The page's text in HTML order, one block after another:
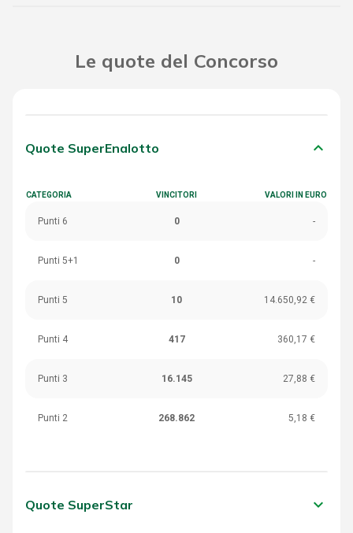
Le quote del Concorso
Quote SuperEnalotto keyboard_arrow_down
CATEGORIA VINCITORI VALORI IN EURO
Punti 6 0 -
Punti 5+1 0 -
Punti 5 10 14.650,92 €
Punti 4 417 360,17 €
Punti 3 16.145 27,88 €
Punti 2 268.862 5,18 €
Quote SuperStar keyboard_arrow_down